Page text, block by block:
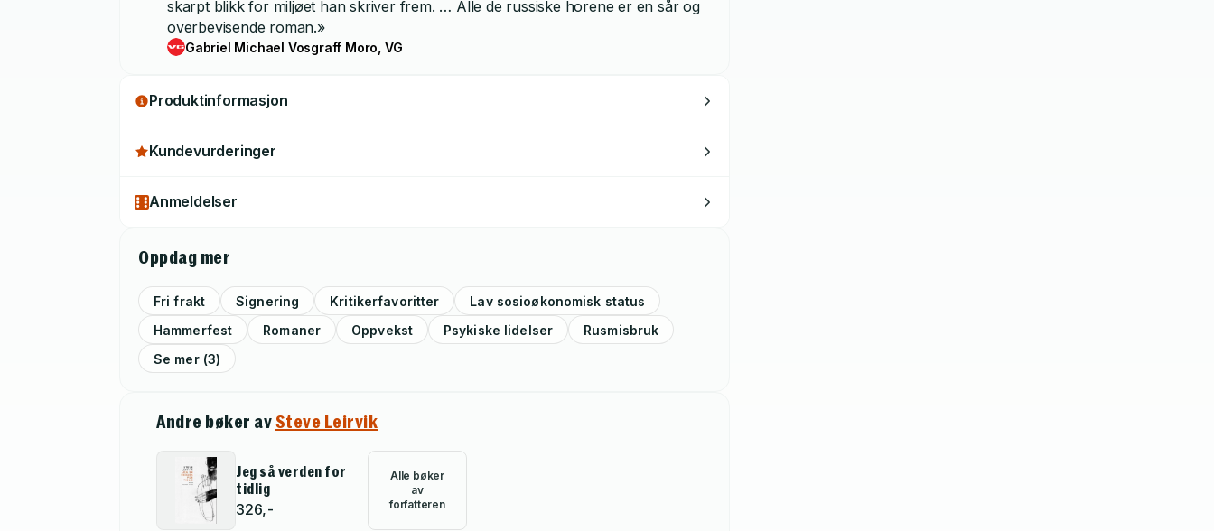
skarpt blikk for miljøet han skriver frem. … Alle de russiske horene er en sår og
overbevisende roman.»
Gabriel Michael Vosgraff Moro, VG
Produktinformasjon
Kundevurderinger
Anmeldelser
Oppdag mer
Fri frakt Signering Kritikerfavoritter
Lav sosioøkonomisk status
Hammerfest
Romaner Oppvekst Psykiske lidelser
Rusmisbruk
Se mer (3)
Andre bøker avSteve Leirvik
Jeg så verden for
tidlig
326,-
Alle bøker
av
forfatteren